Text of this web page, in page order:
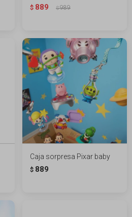
$ 889 $989
Caja sorpresa Pixar baby
$ 889